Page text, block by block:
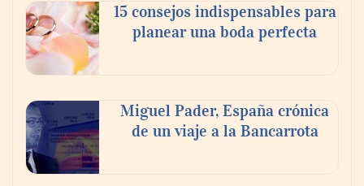
Toro Tapas inaugura su Raw Bar: una
experiencia desde mediodía hasta el
anochecer con cocina abierta
15 consejos indispensables para
planear una boda perfecta
Miguel Pader, España crónica
de un viaje a la Bancarrota